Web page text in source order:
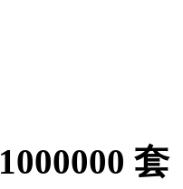
1000000 套